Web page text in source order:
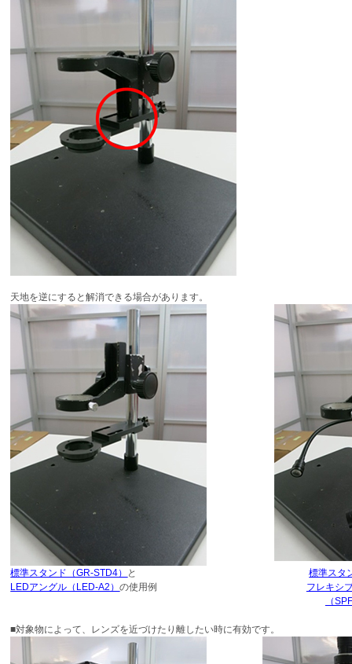
天地を逆にすると解消できる場合があります。
標準スタンド（GR-STD4）
と
LEDアングル（LED-A2）の使用例
標準スタ
フレキシ
（
■対象物によって、レンズを近づけたり離したい時に有効です。